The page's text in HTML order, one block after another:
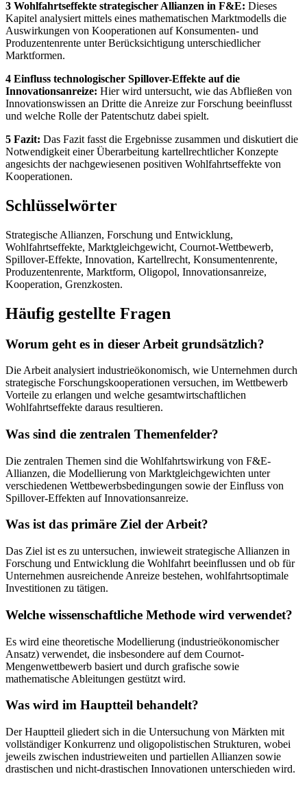
3 Wohlfahrtseffekte strategischer Allianzen in F&E: Dieses
Kapitel analysiert mittels eines mathematischen Marktmodells die
Auswirkungen von Kooperationen auf Konsumenten- und
Produzentenrente unter Berücksichtigung unterschiedlicher
Marktformen.
4 Einfluss technologischer Spillover-Effekte auf die
Innovationsanreize: Hier wird untersucht, wie das Abfließen von
Innovationswissen an Dritte die Anreize zur Forschung beeinflusst
und welche Rolle der Patentschutz dabei spielt.
5 Fazit: Das Fazit fasst die Ergebnisse zusammen und diskutiert die
Notwendigkeit einer Überarbeitung kartellrechtlicher Konzepte
angesichts der nachgewiesenen positiven Wohlfahrtseffekte von
Kooperationen.
Schlüsselwörter
Strategische Allianzen, Forschung und Entwicklung,
Wohlfahrtseffekte, Marktgleichgewicht, Cournot-Wettbewerb,
Spillover-Effekte, Innovation, Kartellrecht, Konsumentenrente,
Produzentenrente, Marktform, Oligopol, Innovationsanreize,
Kooperation, Grenzkosten.
Häufig gestellte Fragen
Worum geht es in dieser Arbeit grundsätzlich?
Die Arbeit analysiert industrieökonomisch, wie Unternehmen durch
strategische Forschungskooperationen versuchen, im Wettbewerb
Vorteile zu erlangen und welche gesamtwirtschaftlichen
Wohlfahrtseffekte daraus resultieren.
Was sind die zentralen Themenfelder?
Die zentralen Themen sind die Wohlfahrtswirkung von F&E-
Allianzen, die Modellierung von Marktgleichgewichten unter
verschiedenen Wettbewerbsbedingungen sowie der Einfluss von
Spillover-Effekten auf Innovationsanreize.
Was ist das primäre Ziel der Arbeit?
Das Ziel ist es zu untersuchen, inwieweit strategische Allianzen in
Forschung und Entwicklung die Wohlfahrt beeinflussen und ob für
Unternehmen ausreichende Anreize bestehen, wohlfahrtsoptimale
Investitionen zu tätigen.
Welche wissenschaftliche Methode wird verwendet?
Es wird eine theoretische Modellierung (industrieökonomischer
Ansatz) verwendet, die insbesondere auf dem Cournot-
Mengenwettbewerb basiert und durch grafische sowie
mathematische Ableitungen gestützt wird.
Was wird im Hauptteil behandelt?
Der Hauptteil gliedert sich in die Untersuchung von Märkten mit
vollständiger Konkurrenz und oligopolistischen Strukturen, wobei
jeweils zwischen industrieweiten und partiellen Allianzen sowie
drastischen und nicht-drastischen Innovationen unterschieden wird.